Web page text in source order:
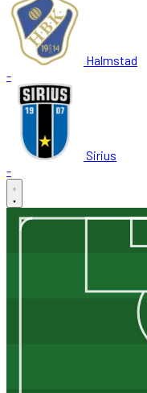
Halmstad
-
Sirius
-